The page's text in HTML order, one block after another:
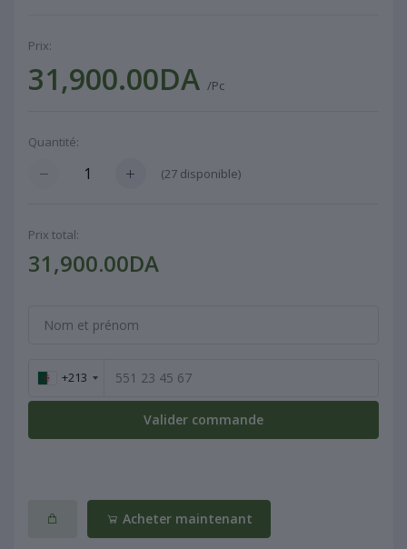
Prix:
31,900.00DA /Pc
Quantité:
(27 disponible)
Prix ​​total:
31,900.00DA
+213
Valider commande
Acheter maintenant